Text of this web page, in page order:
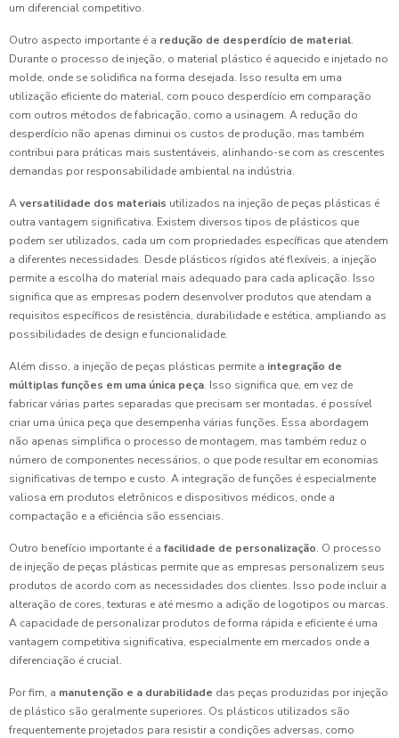
um diferencial competitivo.
Outro aspecto importante é a redução de desperdício de material.
Durante o processo de injeção, o material plástico é aquecido e injetado no
molde, onde se solidifica na forma desejada. Isso resulta em uma
utilização eficiente do material, com pouco desperdício em comparação
com outros métodos de fabricação, como a usinagem. A redução do
desperdício não apenas diminui os custos de produção, mas também
contribui para práticas mais sustentáveis, alinhando-se com as crescentes
demandas por responsabilidade ambiental na indústria.
Aversatilidade dos materiais utilizados na injeção de peças plásticas é
outra vantagem significativa. Existem diversos tipos de plásticos que
podem ser utilizados, cada um com propriedades específicas que atendem
a diferentes necessidades. Desde plásticos rígidos até flexíveis, a injeção
permite a escolha do material mais adequado para cada aplicação. Isso
significa que as empresas podem desenvolver produtos que atendam a
requisitos específicos de resistência, durabilidade e estética, ampliando as
possibilidades de design e funcionalidade.
Além disso, a injeção de peças plásticas permite a integração de
múltiplas funções em uma única peça. Isso significa que, em vez de
fabricar várias partes separadas que precisam ser montadas, é possível
criar uma única peça que desempenha várias funções. Essa abordagem
não apenas simplifica o processo de montagem, mas também reduz o
número de componentes necessários, o que pode resultar em economias
significativas de tempo e custo. A integração de funções é especialmente
valiosa em produtos eletrônicos e dispositivos médicos, onde a
compactação e a eficiência são essenciais.
Outro benefício importante é a facilidade de personalização. O processo
de injeção de peças plásticas permite que as empresas personalizem seus
produtos de acordo com as necessidades dos clientes. Isso pode incluir a
alteração de cores, texturas e até mesmo a adição de logotipos ou marcas.
A capacidade de personalizar produtos de forma rápida e eficiente é uma
vantagem competitiva significativa, especialmente em mercados onde a
diferenciação é crucial.
Por fim, a manutenção e a durabilidade das peças produzidas por injeção
de plástico são geralmente superiores. Os plásticos utilizados são
frequentemente projetados para resistir a condições adversas, como